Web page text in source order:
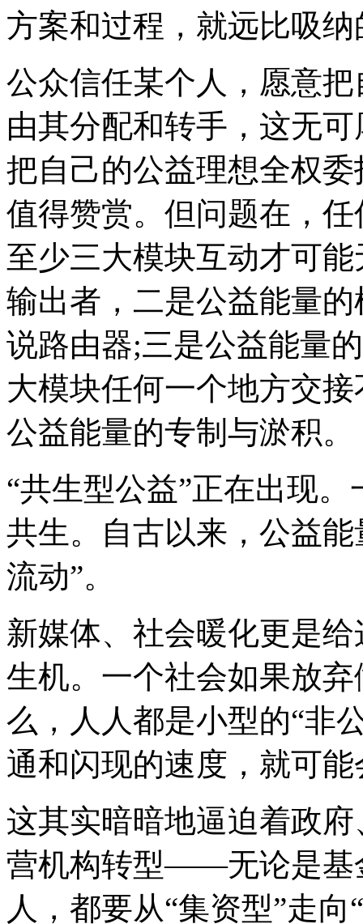
方案和过程，就远比吸
公众信任某个人，愿意
由其分配和转手，这无
把自己的公益理想全权
值得赞赏。但问题在，
至少三大模块互动才可
输出者，二是公益能量
说路由器;三是公益能量
大模块任何一个地方交
公益能量的专制与淤积。
“共生型公益”正在出现
共生。自古以来，公益
流动”。
新媒体、社会暖化更是
生机。一个社会如果放
么，人人都是小型的“非
通和闪现的速度，就可
这其实暗暗地逼迫着政
营机构转型——无论是基
人，都要从“集资型”走向